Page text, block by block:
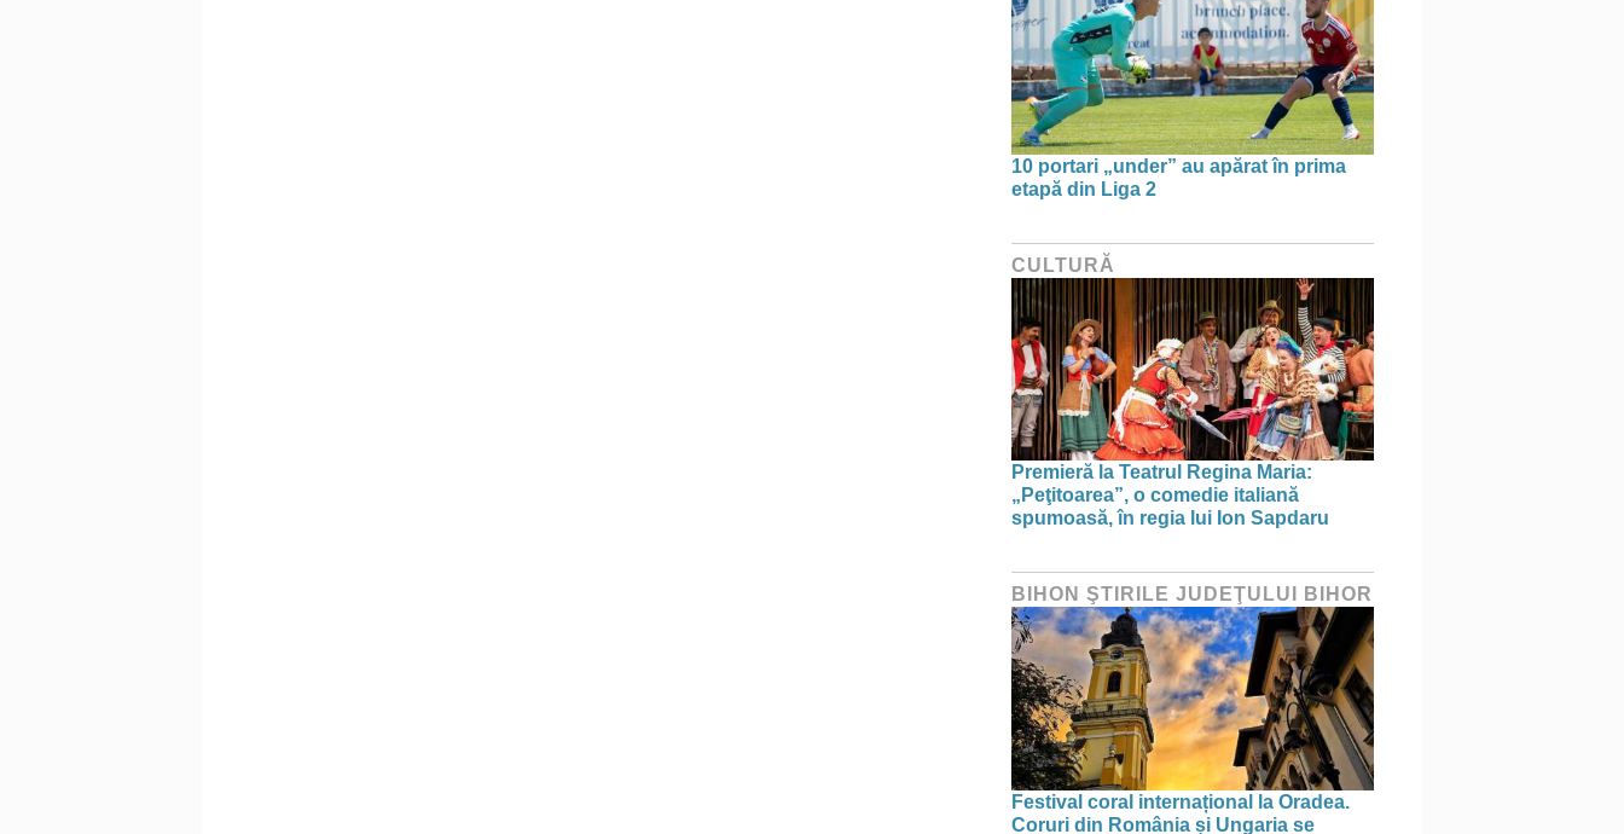
10 portari „under” au apărat în prima
etapă din Liga 2
CULTURĂ
Premieră la Teatrul Regina Maria:
„Peţitoarea”, o comedie italiană
spumoasă, în regia lui Ion Sapdaru
BIHON ŞTIRILE JUDEŢULUI BIHOR
Festival coral internațional la Oradea.
Coruri din România și Ungaria se